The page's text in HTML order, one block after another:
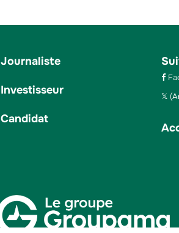
Journaliste
Investisseur
Candidat